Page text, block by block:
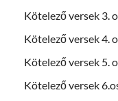
Kötelező versek 3.
Kötelező versek 4.
Kötelező versek 5.
Kötelező versek